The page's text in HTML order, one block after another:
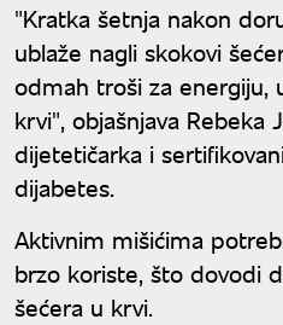
"Kratka šetnja nakon
ublaže nagli skokovi
odmah troši za energiju,
krvi", objašnjava Rebeka
dijetetičarka i
dijabetes.
Aktivnim mišićima
brzo koriste, što dovodi
šećera u krvi.